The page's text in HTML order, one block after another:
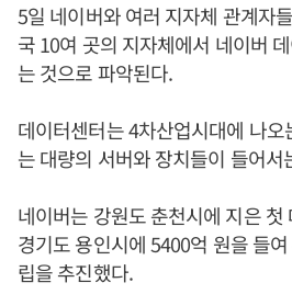
5일 네이버와 여러 지자체 관계자
국 10여 곳의 지자체에서 네이버
는 것으로 파악된다.
데이터센터는 4차산업시대에 나
는 대량의 서버와 장치들이 들어서
네이버는 강원도 춘천시에 지은 첫
경기도 용인시에 5400억 원을 들
립을 추진했다.